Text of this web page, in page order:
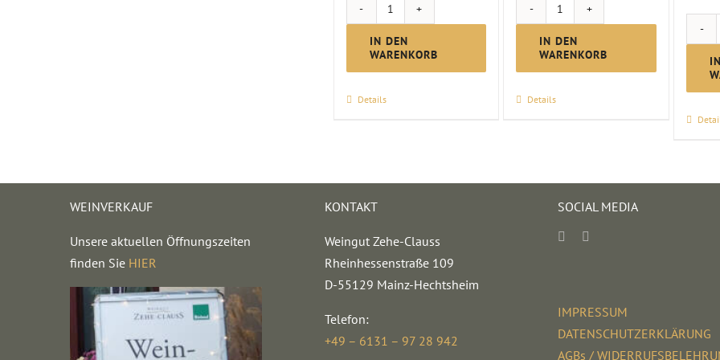
Glühwein
rot
Menge
IN DEN
WARENKORB
Details
Glühwein
weiss
Menge
IN DEN
WARENKORB
Details
WEINVERKAUF
Unsere aktuellen Öffnungszeiten
finden Sie HIER
KONTAKT
Weingut Zehe-Clauss
Rheinhessenstraße 109
D-55129 Mainz-Hechtsheim
Telefon:
+49 – 6131 – 97 28 942
SOCIAL MEDIA
IMPRESSUM
DATENSCHUTZERKLÄRUNG
AGBs /